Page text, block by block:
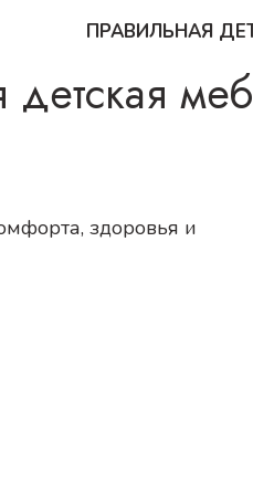
ПРАВИЛЬНАЯ
здоровья и